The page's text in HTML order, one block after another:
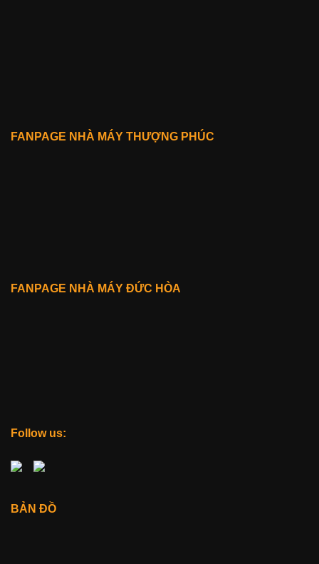
FANPAGE NHÀ MÁY THƯỢNG PHÚC
FANPAGE NHÀ MÁY ĐỨC HÒA
Follow us:
BẢN ĐỒ